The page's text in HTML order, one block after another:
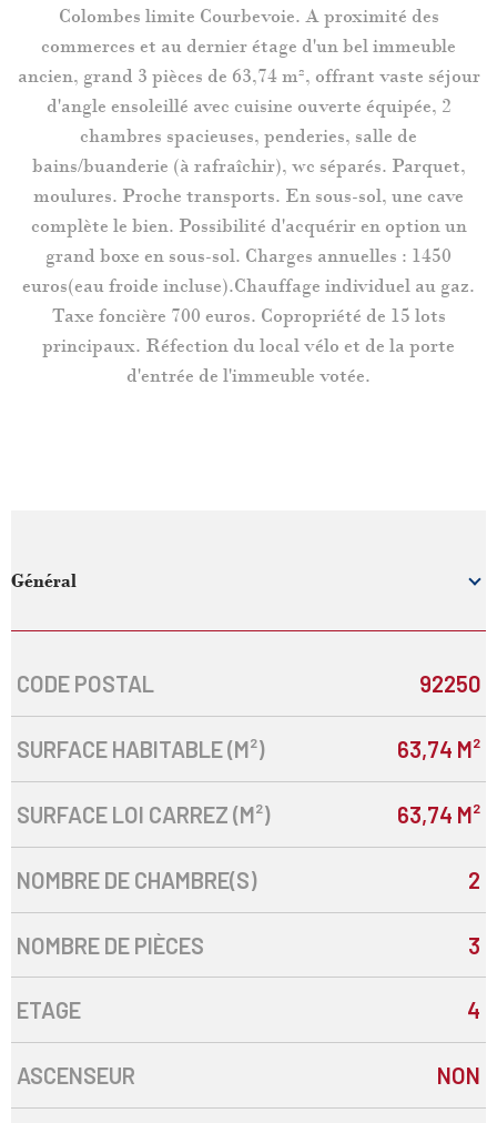
Colombes limite Courbevoie. A proximité des
commerces et au dernier étage d'un bel immeuble
ancien, grand 3 pièces de 63,74 m², offrant vaste séjour
d'angle ensoleillé avec cuisine ouverte équipée, 2
chambres spacieuses, penderies, salle de
bains/buanderie (à rafraîchir), wc séparés. Parquet,
moulures. Proche transports. En sous-sol, une cave
complète le bien. Possibilité d'acquérir en option un
grand boxe en sous-sol. Charges annuelles : 1450
euros(eau froide incluse).Chauffage individuel au gaz.
Taxe foncière 700 euros. Copropriété de 15 lots
principaux. Réfection du local vélo et de la porte
d'entrée de l'immeuble votée.
Général
Caractérisque Valeurs
CODE POSTAL 92250
SURFACE HABITABLE (M²) 63,74 M²
SURFACE LOI CARREZ (M²) 63,74 M²
NOMBRE DE CHAMBRE(S) 2
NOMBRE DE PIÈCES 3
ETAGE 4
ASCENSEUR NON